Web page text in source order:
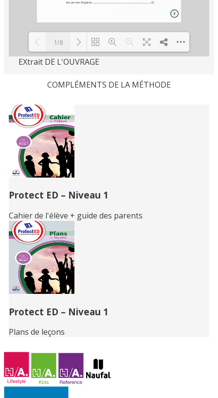
1/8
EXtrait DE L'OUVRAGE
COMPLÉMENTS DE LA MÉTHODE
Related
Books
Protect ED – Niveau 1
Cahier de l'élève + guide des parents
Protect ED – Niveau 1
Plans de leçons